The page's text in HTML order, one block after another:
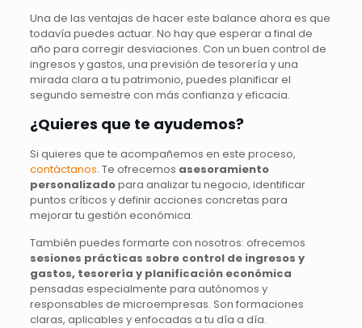
Una de las ventajas de hacer este balance ahora es que
todavía puedes actuar. No hay que esperar a final de
año para corregir desviaciones. Con un buen control de
ingresos y gastos, una previsión de tesorería y una
mirada clara a tu patrimonio, puedes planificar el
segundo semestre con más confianza y eficacia.
¿Quieres que te ayudemos?
Si quieres que te acompañemos en este proceso,
contáctanos. Te ofrecemos asesoramiento
personalizadopara analizar tu negocio, identificar
puntos críticos y definir acciones concretas para
mejorar tu gestión económica.
También puedes formarte con nosotros: ofrecemos
sesiones prácticas sobre control de ingresos y
gastos, tesorería y planificación económica
pensadas especialmente para autónomos y
responsables de microempresas. Son formaciones
claras, aplicables y enfocadas a tu día a día.